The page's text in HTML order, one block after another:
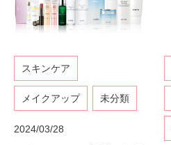
スキンケア
メイクアップ 未分類
2024/03/28